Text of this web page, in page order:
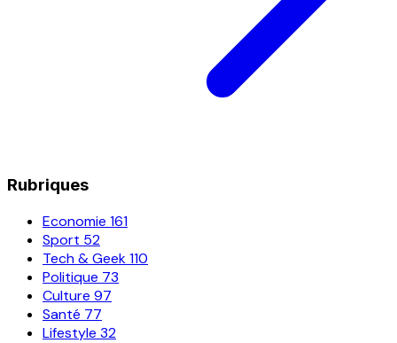
Rubriques
Economie 161
Sport 52
Tech & Geek110
Politique 73
Culture 97
Santé 77
Lifestyle 32